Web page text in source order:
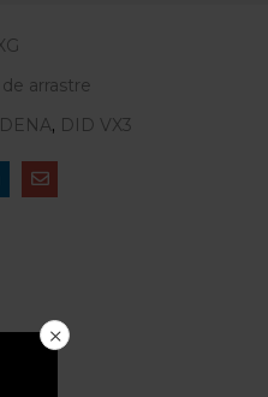
de arrastre
, DID VX3